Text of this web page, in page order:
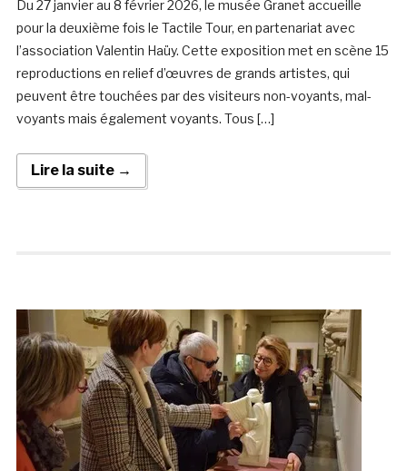
Du 27 janvier au 8 février 2026, le musée Granet accueille
pour la deuxième fois le Tactile Tour, en partenariat avec
l’association Valentin Haüy. Cette exposition met en scène 15
reproductions en relief d’œuvres de grands artistes, qui
peuvent être touchées par des visiteurs non-voyants, mal-
voyants mais également voyants. Tous […]
Lire la suite →